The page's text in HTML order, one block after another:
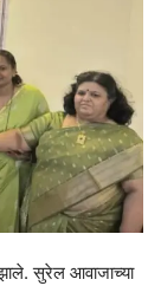
सुरेल आवाजाच्या